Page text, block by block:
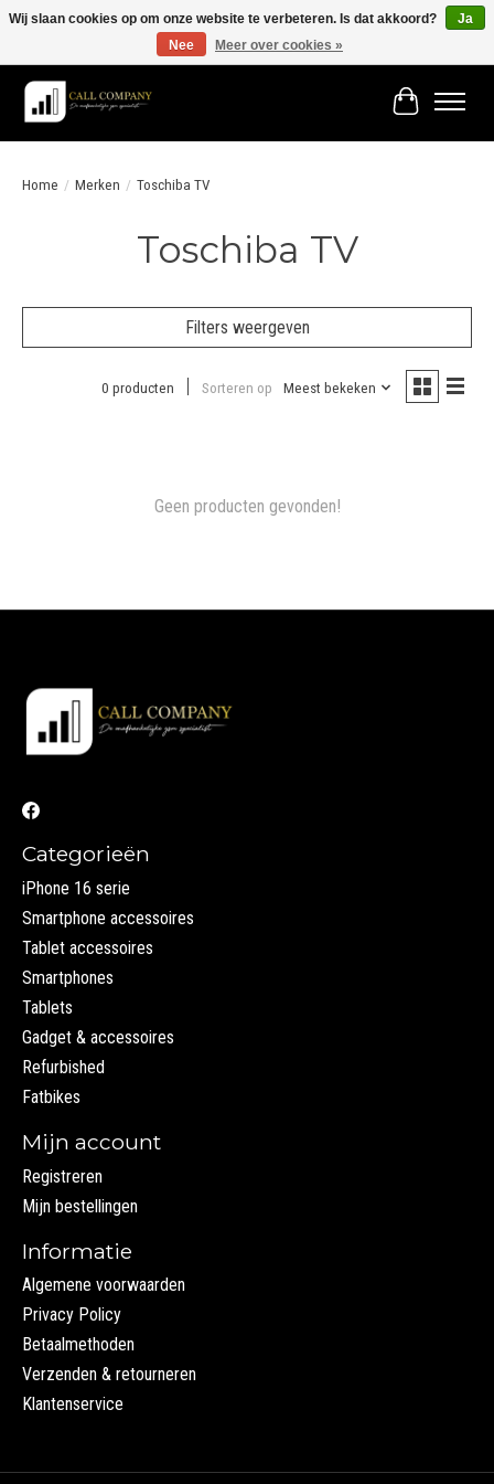
Vóór 19:00 besteld morgen in huis!
Winkelwagen
Home / Merken / Toschiba TV
Toschiba TV
Filters weergeven
0 producten Sorteren op Meest bekeken
Geen producten gevonden!
Categorieën
iPhone 16 serie
Smartphone accessoires
Tablet accessoires
Smartphones
Tablets
Gadget & accessoires
Refurbished
Fatbikes
Mijn account
Registreren
Mijn bestellingen
Informatie
Algemene voorwaarden
Privacy Policy
Betaalmethoden
Verzenden & retourneren
Klantenservice
Wij slaan cookies op om onze website te verbeteren. Is dat akkoord?
Ja
Nee
Meer over cookies »